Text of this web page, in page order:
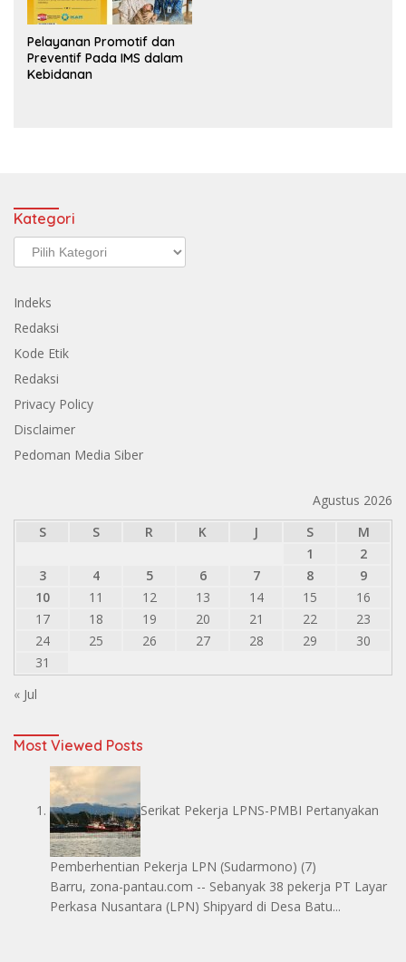
Pelayanan Promotif dan
Preventif Pada IMS dalam
Kebidanan
Kategori
Kategori
Indeks
Redaksi
Kode Etik
Redaksi
Privacy Policy
Disclaimer
Pedoman Media Siber
Agustus 2026
S
S R K J S
M
1
2
3
4 5 6 7 8
9
10
11 12 13 14 15
16
17
18 19 20 21 22
23
24
25 26 27 28 29
30
31
« Jul
Most Viewed Posts
Serikat Pekerja LPNS-PMBI Pertanyakan
Pemberhentian Pekerja LPN (Sudarmono) (7)
Barru, zona-pantau.com -- Sebanyak 38 pekerja PT Layar
Perkasa Nusantara (LPN) Shipyard di Desa Batu...